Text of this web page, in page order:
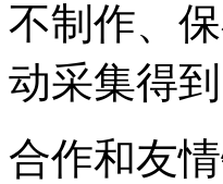
不制作、
动采集得
合作和友